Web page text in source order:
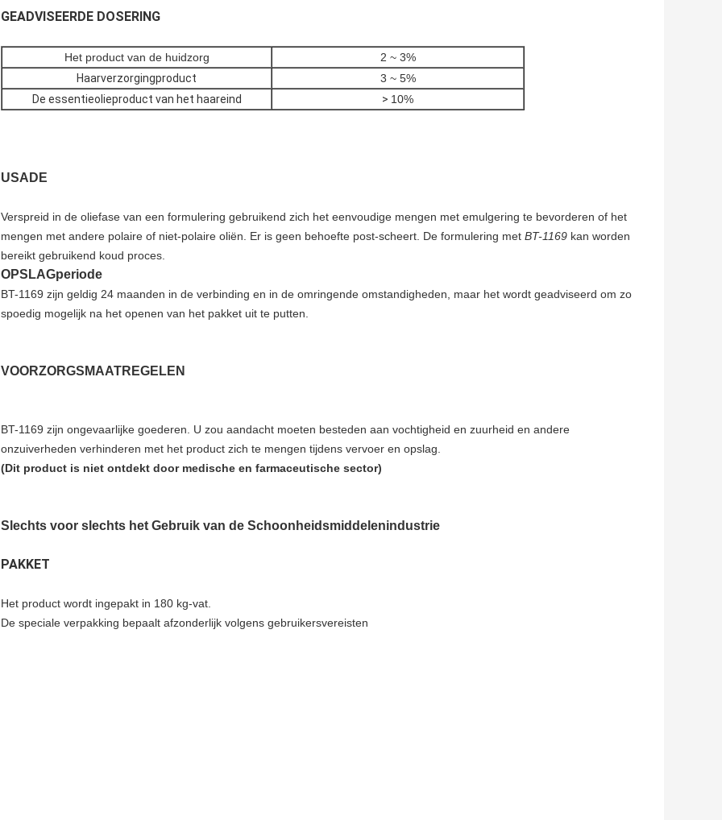
GEADVISEERDE DOSERING
Het product van de huidzorg
2 ~ 3%
Haarverzorgingproduct
3 ~ 5%
De essentieolieproduct van het haareind
> 10%
USADE
Verspreid in de oliefase van een formulering gebruikend zich het eenvoudige mengen met emulgering te bevorderen of het
mengen met andere polaire of niet-polaire oliën. Er is geen behoefte post-scheert. De formulering met BT-1169 kan worden
bereikt gebruikend koud proces.
OPSLAGperiode
BT-1169 zijn geldig 24 maanden in de verbinding en in de omringende omstandigheden, maar het wordt geadviseerd om zo
spoedig mogelijk na het openen van het pakket uit te putten.
VOORZORGSMAATREGELEN
BT-1169 zijn ongevaarlijke goederen. U zou aandacht moeten besteden aan vochtigheid en zuurheid en andere
onzuiverheden verhinderen met het product zich te mengen tijdens vervoer en opslag.
(Dit product is niet ontdekt door medische en farmaceutische sector)
Slechts voor slechts het Gebruik van de Schoonheidsmiddelenindustrie
PAKKET
Het product wordt ingepakt in 180 kg-vat.
De speciale verpakking bepaalt afzonderlijk volgens gebruikersvereisten